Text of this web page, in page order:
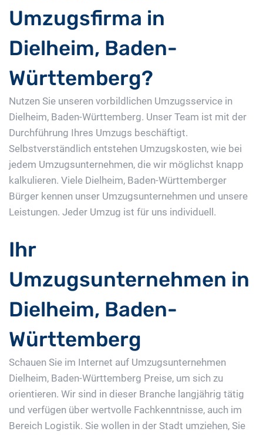
Umzugsfirma in
Dielheim, Baden-
Württemberg?
Nutzen Sie unseren vorbildlichen Umzugsservice in
Dielheim, Baden-Württemberg. Unser Team ist mit der
Durchführung Ihres Umzugs beschäftigt.
Selbstverständlich entstehen Umzugskosten, wie bei
jedem Umzugsunternehmen, die wir möglichst knapp
kalkulieren. Viele Dielheim, Baden-Württemberger
Bürger kennen unser Umzugsunternehmen und unsere
Leistungen. Jeder Umzug ist für uns individuell.
Ihr
Umzugsunternehmen in
Dielheim, Baden-
Württemberg
Schauen Sie im Internet auf Umzugsunternehmen
Dielheim, Baden-Württemberg Preise, um sich zu
orientieren. Wir sind in dieser Branche langjährig tätig
und verfügen über wertvolle Fachkenntnisse, auch im
Bereich Logistik. Sie wollen in der Stadt umziehen, Sie